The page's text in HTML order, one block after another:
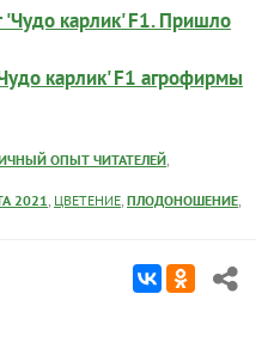
'Чудо карлик' F1. Пришло
карлик' F1 агрофирмы
ОПЫТ ЧИТАТЕЛЕЙ,
2021, ЦВЕТЕНИЕ, ПЛОДОНОШЕНИЕ,